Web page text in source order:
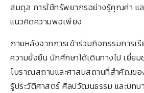
สมดุล การใช้ทรัพยากรอย่างรู้คุณค่า แล
แนวคิดความพอเพียง
ภายหลังจากการเข้าร่วมกิจกรรมการเ
ความยั่งยืน นักศึกษาได้เดินทางไป เยี่ย
โบราณสถานและศาสนสถานที่สำคัญขอ
รู้ประวัติศาสตร์ ศิลปวัฒนธรรม และบท